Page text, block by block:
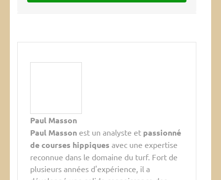
Paul Masson
Paul Masson est un analyste et passionné
de courses hippiques avec une expertise
reconnue dans le domaine du turf. Fort de
plusieurs années d'expérience, il a